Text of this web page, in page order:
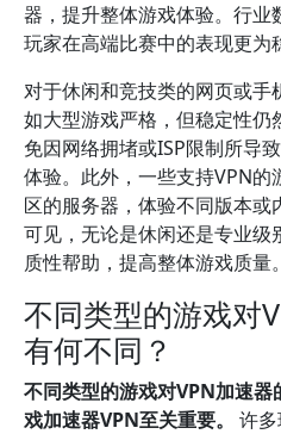
器，提升整体游戏体验。行业
玩家在高端比赛中的表现更为
对于休闲和竞技类的网页或手
如大型游戏严格，但稳定性仍
免因网络拥堵或ISP限制所导
体验。此外，一些支持VPN
区的服务器，体验不同版本
可见，无论是休闲还是专业级
质性帮助，提高整体游戏质量。
不同类型的游戏对
有何不同？
不同类型的游戏对VPN加速
戏加速器VPN至关重要。
许